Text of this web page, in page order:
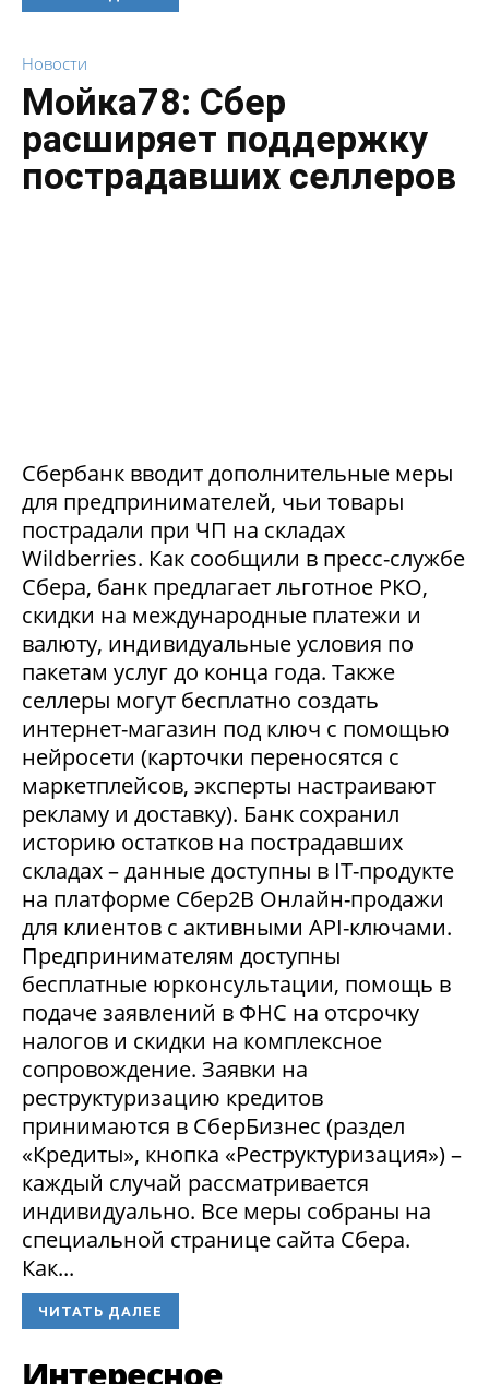
Новости
Мойка78: Сбер
расширяет поддержку
пострадавших селлеров
Сбербанк вводит дополнительные меры
для предпринимателей, чьи товары
пострадали при ЧП на складах
Wildberries. Как сообщили в пресс-службе
Сбера, банк предлагает льготное РКО,
скидки на международные платежи и
валюту, индивидуальные условия по
пакетам услуг до конца года. Также
селлеры могут бесплатно создать
интернет-магазин под ключ с помощью
нейросети (карточки переносятся с
маркетплейсов, эксперты настраивают
рекламу и доставку). Банк сохранил
историю остатков на пострадавших
складах – данные доступны в IT-продукте
на платформе Сбер2В Онлайн-продажи
для клиентов с активными API-ключами.
Предпринимателям доступны
бесплатные юрконсультации, помощь в
подаче заявлений в ФНС на отсрочку
налогов и скидки на комплексное
сопровождение. Заявки на
реструктуризацию кредитов
принимаются в СберБизнес (раздел
«Кредиты», кнопка «Реструктуризация») –
каждый случай рассматривается
индивидуально. Все меры собраны на
специальной странице сайта Сбера.
Как...
ЧИТАТЬ ДАЛЕЕ
Интересное